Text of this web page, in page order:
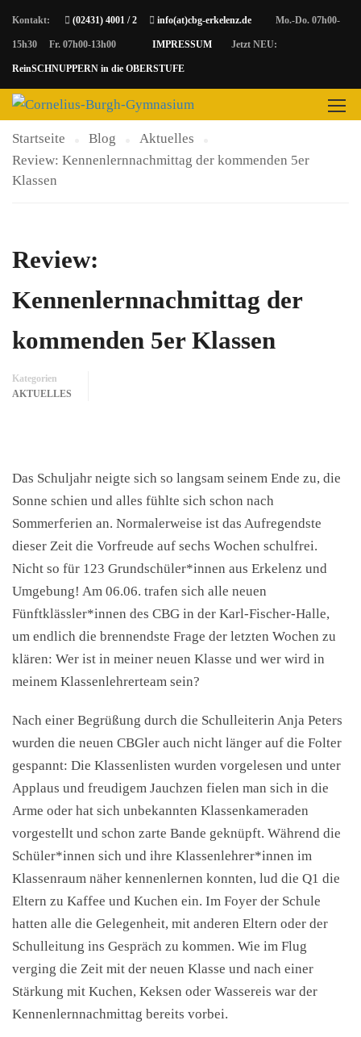
Kontakt: (02431) 4001 / 2 info(at)cbg-erkelenz.de Mo.-Do. 07h00-
15h30 Fr. 07h00-13h00 IMPRESSUM Jetzt NEU:
ReinSCHNUPPERN in die OBERSTUFE
AKTUELLES
Startseite Blog
Aktuelles
Review: Kennenlernnachmittag der kommenden 5er
Klassen
Review:
Kennenlernnachmittag der
kommenden 5er Klassen
Kategorien
AKTUELLES
Das Schuljahr neigte sich so langsam seinem Ende zu, die
Sonne schien und alles fühlte sich schon nach
Sommerferien an. Normalerweise ist das Aufregendste
dieser Zeit die Vorfreude auf sechs Wochen schulfrei.
Nicht so für 123 Grundschüler*innen aus Erkelenz und
Umgebung! Am 06.06. trafen sich alle neuen
Fünftklässler*innen des CBG in der Karl-Fischer-Halle,
um endlich die brennendste Frage der letzten Wochen zu
klären: Wer ist in meiner neuen Klasse und wer wird in
meinem Klassenlehrerteam sein?
Nach einer Begrüßung durch die Schulleiterin Anja Peters
wurden die neuen CBGler auch nicht länger auf die Folter
gespannt: Die Klassenlisten wurden vorgelesen und unter
Applaus und freudigem Jauchzen fielen man sich in die
Arme oder hat sich unbekannten Klassenkameraden
vorgestellt und schon zarte Bande geknüpft. Während die
Schüler*innen sich und ihre Klassenlehrer*innen im
Klassenraum näher kennenlernen konnten, lud die Q1 die
Eltern zu Kaffee und Kuchen ein. Im Foyer der Schule
hatten alle die Gelegenheit, mit anderen Eltern oder der
Schulleitung ins Gespräch zu kommen. Wie im Flug
verging die Zeit mit der neuen Klasse und nach einer
Stärkung mit Kuchen, Keksen oder Wassereis war der
Kennenlernnachmittag bereits vorbei.